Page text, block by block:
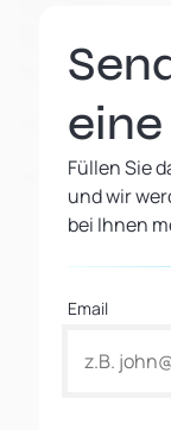
Füllen Sie
und wir
bei Ihnen
Email